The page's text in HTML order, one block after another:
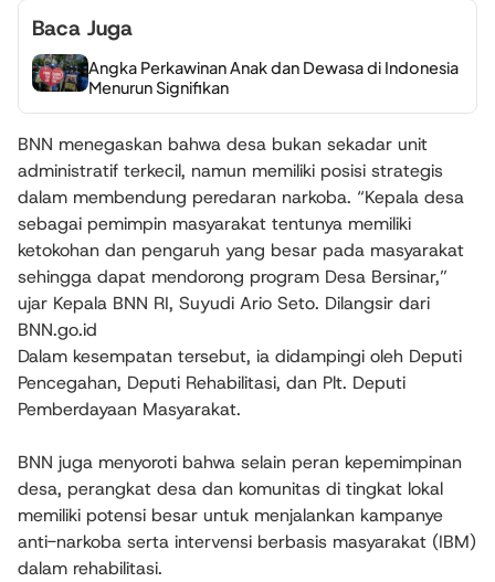
Baca Juga
Angka Perkawinan Anak dan Dewasa di Indonesia
Menurun Signifikan
BNN menegaskan bahwa desa bukan sekadar unit
administratif terkecil, namun memiliki posisi strategis
dalam membendung peredaran narkoba. “Kepala desa
sebagai pemimpin masyarakat tentunya memiliki
ketokohan dan pengaruh yang besar pada masyarakat
sehingga dapat mendorong program Desa Bersinar,”
ujar Kepala BNN RI, Suyudi Ario Seto. Dilangsir dari
BNN.go.id
Dalam kesempatan tersebut, ia didampingi oleh Deputi
Pencegahan, Deputi Rehabilitasi, dan Plt. Deputi
Pemberdayaan Masyarakat.
BNN juga menyoroti bahwa selain peran kepemimpinan
desa, perangkat desa dan komunitas di tingkat lokal
memiliki potensi besar untuk menjalankan kampanye
anti-narkoba serta intervensi berbasis masyarakat (IBM)
dalam rehabilitasi.